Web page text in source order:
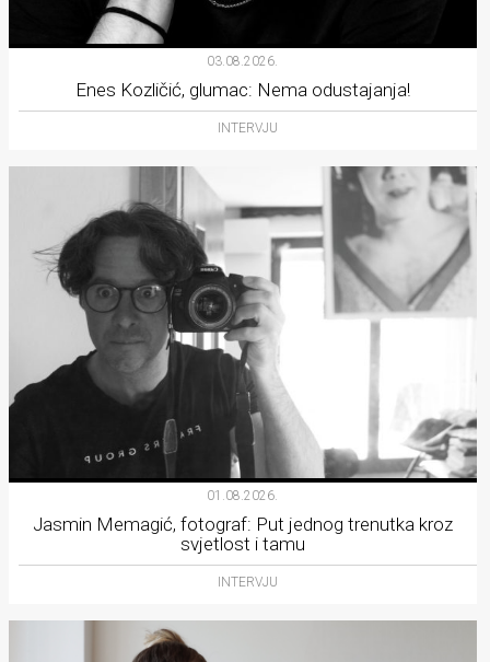
03.08.2026.
Enes Kozličić, glumac: Nema odustajanja!
INTERVJU
01.08.2026.
Jasmin Memagić, fotograf: Put jednog trenutka kroz
svjetlost i tamu
INTERVJU